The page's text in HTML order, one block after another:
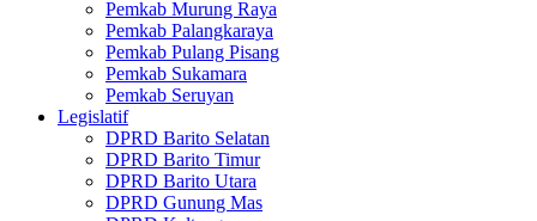
Pemkab Murung Raya
Pemkab Palangkaraya
Pemkab Pulang Pisang
Pemkab Sukamara
Pemkab Seruyan
Legislatif
DPRD Barito Selatan
DPRD Barito Timur
DPRD Barito Utara
DPRD Gunung Mas